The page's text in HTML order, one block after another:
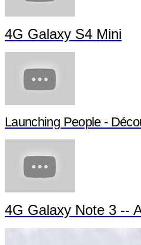
4G Galaxy S4 Mini
Launching People - Découvrez
4G Galaxy Note 3 -- Ariel